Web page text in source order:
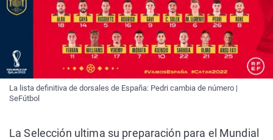
La lista definitiva de dorsales de España: Pedri cambia de número |
SeFútbol
La Selección ultima su preparación para el Mundial